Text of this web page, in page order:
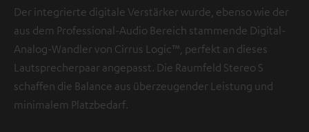
Der integrierte digitale Verstärker wurde, ebenso wie der
aus dem Professional-Audio Bereich stammende Digital-
Analog-Wandler von Cirrus Logic™, perfekt an dieses
Lautsprecherpaar angepasst. Die Raumfeld Stereo S
schaffen die Balance aus überzeugender Leistung und
minimalem Platzbedarf.